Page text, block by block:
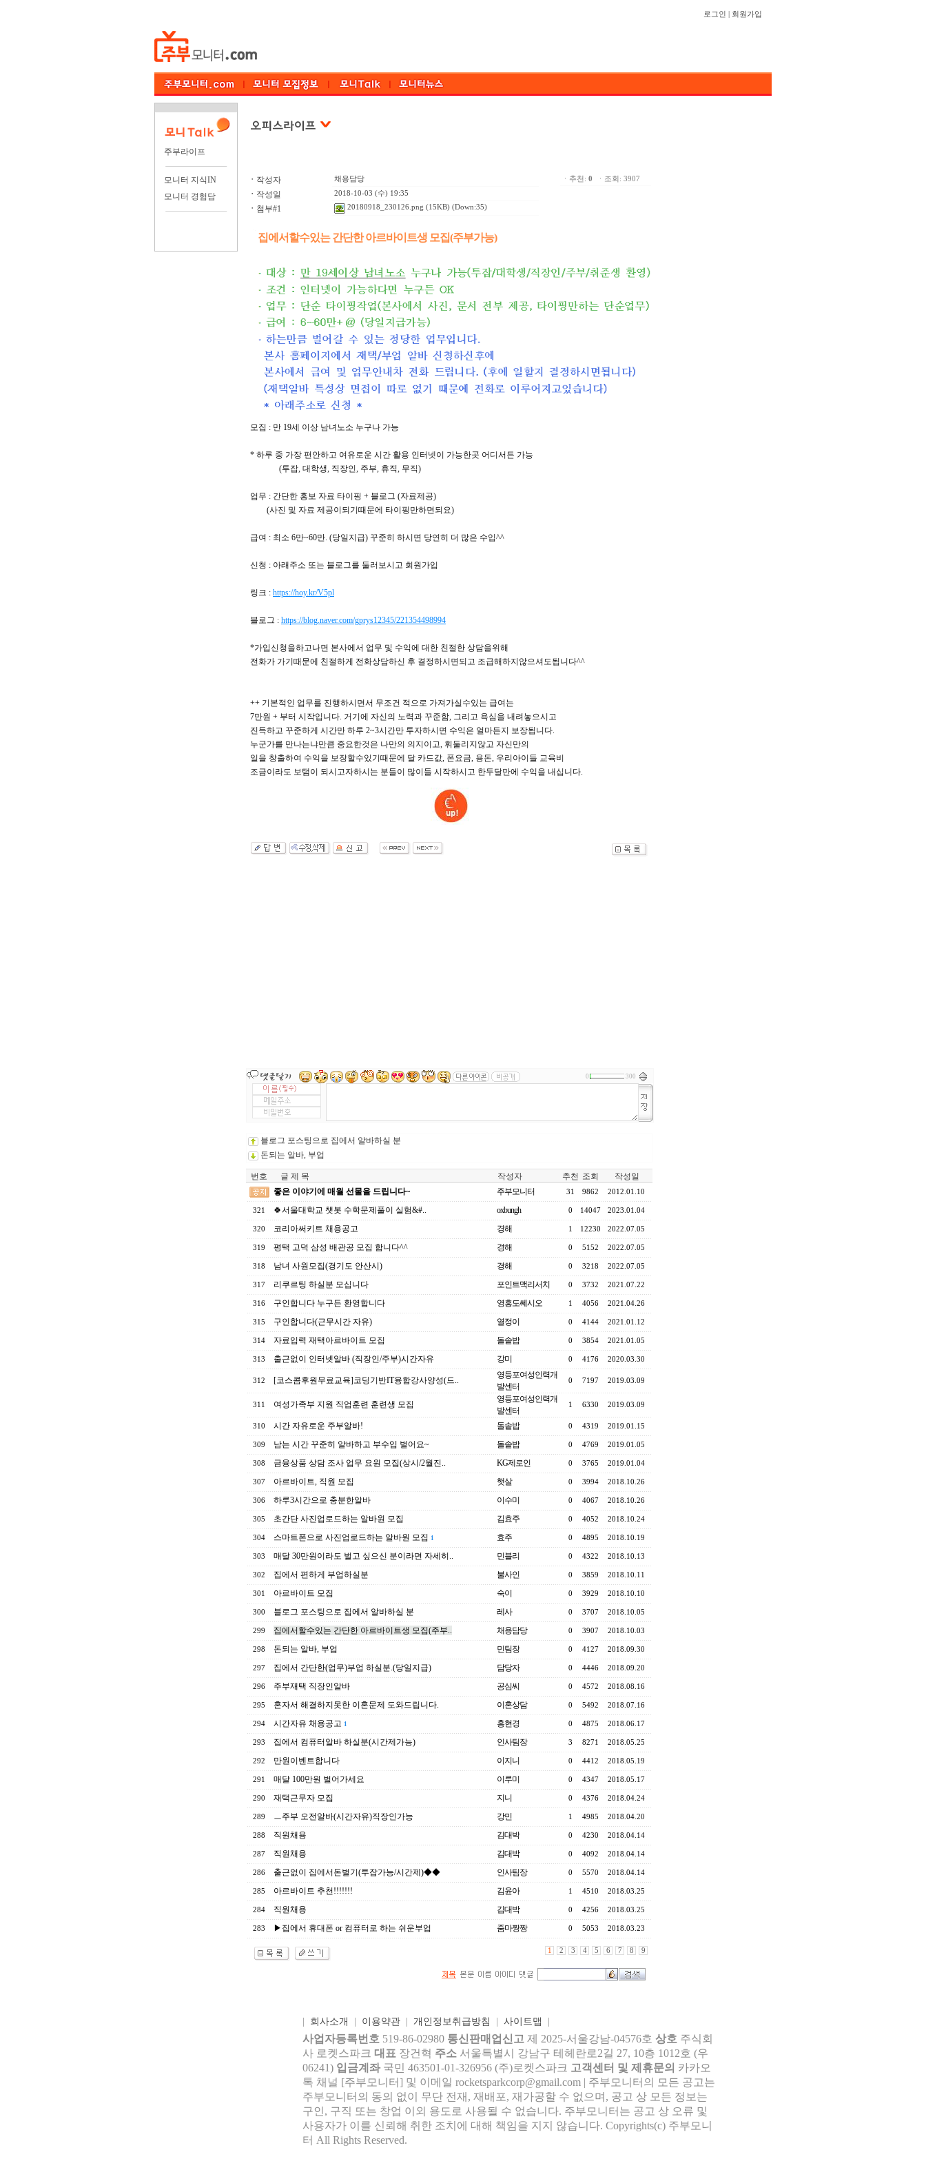
로그인 회원가입
주부라이프
모니터 지식IN
모니터 경험담
ㆍ 작성자 채용담당
ㆍ 작성일 2018-10-03 (수) 19:35
ㆍ 첨부#1 20180918_230126.png (15KB) (Down:35)
ㆍ추천: 0 ㆍ조회: 3907
집에서할수있는 간단한 아르바이트생 모집(주부가능)
모집 : 만 19세 이상 남녀노소 누구나 가능
* 하루 중 가장 편안하고 여유로운 시간 활용 인터넷이 가능한곳 어디서든 가능
(투잡, 대학생, 직장인, 주부, 휴직, 무직)
업무 : 간단한 홍보 자료 타이핑 + 블로그 (자료제공)
(사진 및 자료 제공이되기때문에 타이핑만하면되요)
급여 : 최소 6만~60만. (당일지급) 꾸준히 하시면 당연히 더 많은 수입^^
신청 : 아래주소 또는 블로그를 둘러보시고 회원가입
링크 : https://hoy.kr/V5pl
블로그 : https://blog.naver.com/gprys12345/221354498994
*가입신청을하고나면 본사에서 업무 및 수익에 대한 친절한 상담을위해
전화가 가기때문에 친절하게 전화상담하신 후 결정하시면되고 조급해하지않으셔도됩니다^^
++ 기본적인 업무를 진행하시면서 무조건 적으로 가져가실수있는 급여는
7만원 + 부터 시작입니다. 거기에 자신의 노력과 꾸준함, 그리고 욕심을 내려놓으시고
진득하고 꾸준하게 시간만 하루 2~3시간만 투자하시면 수익은 얼마든지 보장됩니다.
누군가를 만나는냐만큼 중요한것은 나만의 의지이고, 휘둘리지않고 자신만의
일을 창출하여 수익을 보장할수있기때문에 달 카드값, 폰요금, 용돈, 우리아이들 교육비
조금이라도 보탬이 되시고자하시는 분들이 많이들 시작하시고 한두달만에 수익을 내십니다.
0 300
블로그 포스팅으로 집에서 알바하실 분
돈되는 알바, 부업
번호 글 제 목 작성자 추천 조회
작성일
좋은 이야기에 매월 선물을 드립니다~
주부모니터 31 9862 2012.01.10
321 🍀서울대학교 챗봇 수학문제풀이 실험&#.. oxbungh 0 14047 2023.01.04
320 코리아써키트 채용공고 경해 1 12230 2022.07.05
319 평택 고덕 삼성 배관공 모집 합니다^^ 경해 0 5152 2022.07.05
318 남녀 사원모집(경기도 안산시) 경해 0 3218 2022.07.05
317 리쿠르팅 하실분 모십니다 포인트맥리서치 0 3732 2021.07.22
316 구인합니다 누구든 환영합니다 영흥도쎄시오 1 4056 2021.04.26
315 구인합니다(근무시간 자유) 열정이 0 4144 2021.01.12
314 자료입력 재택아르바이트 모집 돌솥밥 0 3854 2021.01.05
313 출근없이 인터넷알바 (직장인/주부)시간자유 강미 0 4176 2020.03.30
312 [코스콤후원무료교육]코딩기반IT융합강사양성(드..
영등포여성인력개
발센터
0 7197 2019.03.09
311 여성가족부 지원 직업훈련 훈련생 모집
영등포여성인력개
발센터
1 6330 2019.03.09
310 시간 자유로운 주부알바! 돌솥밥 0 4319 2019.01.15
309 남는 시간 꾸준히 알바하고 부수입 벌어요~ 돌솥밥 0 4769 2019.01.05
308 금융상품 상담 조사 업무 요원 모집(상시/2월진.. KG제로인 0 3765 2019.01.04
307 아르바이트, 직원 모집 햇살 0 3994 2018.10.26
306 하루3시간으로 충분한알바 이수미 0 4067 2018.10.26
305 초간단 사진업로드하는 알바원 모집 김효주 0 4052 2018.10.24
304 스마트폰으로 사진업로드하는 알바원 모집 1 효주 0 4895 2018.10.19
303 매달 30만원이라도 벌고 싶으신 분이라면 자세히.. 민블리 0 4322 2018.10.13
302 집에서 편하게 부업하실분 불사인 0 3859 2018.10.11
301 아르바이트 모집 숙이 0 3929 2018.10.10
300 블로그 포스팅으로 집에서 알바하실 분 레사 0 3707 2018.10.05
299 집에서할수있는 간단한 아르바이트생 모집(주부.. 채용담당 0 3907 2018.10.03
298 돈되는 알바, 부업 민팀장 0 4127 2018.09.30
297 집에서 간단한(업무)부업 하실분.(당일지급) 담당자 0 4446 2018.09.20
296 주부재택 직장인알바 공심씨 0 4572 2018.08.16
295 혼자서 해결하지못한 이혼문제 도와드립니다. 이혼상담 0 5492 2018.07.16
294 시간자유 채용공고 1 홍현경 0 4875 2018.06.17
293 집에서 컴퓨터알바 하실분(시간제가능) 인사팀장 3 8271 2018.05.25
292 만원이벤트합니다 이지니 0 4412 2018.05.19
291 매달 100만원 벌어가세요 이루미 0 4347 2018.05.17
290 재택근무자 모집 지니 0 4376 2018.04.24
289 ㅡ주부 오전알바(시간자유)직장인가능 강민 1 4985 2018.04.20
288 직원채용 김대박 0 4230 2018.04.14
287 직원채용 김대박 0 4092 2018.04.14
286 출근없이 집에서돈벌기(투잡가능/시간제)◆◆ 인사팀장 0 5570 2018.04.14
285 아르바이트 추천!!!!!!! 김윤아 1 4510 2018.03.25
284 직원채용 김대박 0 4256 2018.03.25
283 ▶집에서 휴대폰 or 컴퓨터로 하는 쉬운부업 줌마짱짱 0 5053 2018.03.23
1 2 3 4 5 6 7 8 9
회사소개 이용약관| 개인정보취급방침 사이트맵
사업자등록번호 519-86-02980 통신판매업신고 제 2025-서울강남-04576호 상호 주식회
사 로켓스파크 대표 장건혁 주소 서울특별시 강남구 테헤란로2길 27, 10층 1012호 (우
06241) 입금계좌 국민 463501-01-326956 (주)로켓스파크 고객센터 및 제휴문의 카카오
톡 채널 [주부모니터] 및 이메일 rocketsparkcorp@gmail.com | 주부모니터의 모든 공고는
주부모니터의 동의 없이 무단 전재, 재배포, 재가공할 수 없으며, 공고 상 모든 정보는
구인, 구직 또는 창업 이외 용도로 사용될 수 없습니다. 주부모니터는 공고 상 오류 및
사용자가 이를 신뢰해 취한 조치에 대해 책임을 지지 않습니다. Copyrights(c) 주부모니
터 All Rights Reserved.